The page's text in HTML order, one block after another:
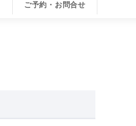
ご予約・お問合せ